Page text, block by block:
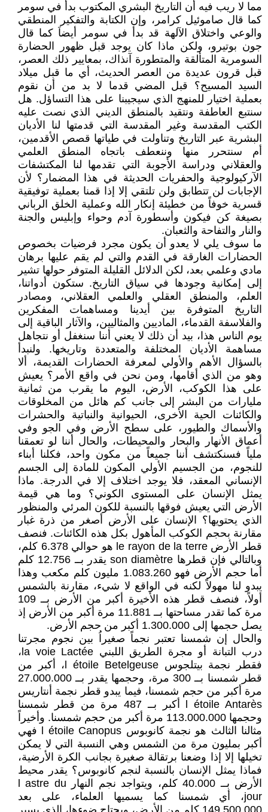
مما لا ريب فيه أن التاريخ البشري المكتوب بدأ في سومر
كما قال صاموئيل كرامر، وإن الكتابة والتفكير المنطقي
والوعي واختلاق الآلهة قد بدأ في سومر أيضاَ كما قال
جون بوتيرو، ولكن ماذا كان يوجد قبل ظهور الحضارة
السومرية المتألقة والمتطورة آنذاك، بمعايير ذلك العصر،
قبل قرون عديدة من العصر الحديث، أي ما قبل ميلاد
السيد المسيح؟ قبل المضي قدما لا بد من أن نقوم
بعملية اختيار للمنهج الذي سيجيبنا على هذا التساؤل. هل
سنتبع العاطفة ونتقيد بالمنطق الديني الذي نصت عليه
الكتب المقدسة وغير المقدسة التي قدمتها لنا الأديان
البشرية عبر التاريخ وتناولت في طياتها قصص الأقدمين،
أم سنتحرر منها وننعطف باتجاه المنطق العلمي
والعقلاني ودراسة الأجوبة التي تقدمها لنا المكتشفات
الآركيولوجية والحفريات الحديثة في هذا المضمار؟ لأن
الإجابات لن تتطابق ولن تلتقي إلا إذا قمنا بعملية توفيقية
قسرية خوفاً من خطيئة إنكار الله وعملية الخلق الرباني
بصيغة كن فيكون وأسطورة آدم وحواء وإبليس والجنة
والنار والتفاحة والثعبان.
ما سوف يلي لا يعدو أن يكون مجرد فرضيات بخصوص
الحضارات الغارقة في القدم والتي لم يقم عليها برهان
مادي وعلمي بعد، لكن الدلائل القليلة المتوفر حولها تشير
إلى إمكانية وجودها في سياق التاريخ. ستكون أدواتنا،
العلم، والمنطق العقلي والعلمي العقلاني، ومصادر
التاريخ المتوفرة بين أيدينا ومساهمات المفكرين
والفلاسفة القدماء، الماديين والمثاليين، والآثار الباقية إلى
يوم الناس هذا، بيد أن ذلك لا يعني أننا سنغفل أو نتجاهل
مساهمة الأديان المختلفة والمتعددة وتاريخها. ولنبدأ
بالسؤال الأهم والأولي لمعرفة الحضارات القديمة، ألا
وهو من الذي أقامها، ومن نحن في واقع الأمر؟ يعيش
على هذا الكوكب، الأرض، اليوم ما يقرب من ثمانية
مليارات من البشر إلى جانب كم هائل من المخلوقات
والكائنات الحية الأخرى، الحيوانية والنباتية والحشرات
والأسماك والطيور، على سطح الأرض وفي الجو وفي
أعماق الأنهار والبحار والمحيطات، والحال أننا لو تعمقنا
ملياً فسنكتشف أننا جميعاً من مكون واحد، فكلنا أبناء
للنجوم، من الجسيم الأولي المكون للمادة إلى الجسم
الإنساني المعقد، فلا يوجد اختلاف إلا في الدرجة. ماذا
يمثل الإنسان على المستوى الكوني؟ وما هي قيمة
الأرض التي يعيش فوقها بالنسبة للكون المرئي والمنظور
الذي يحتويها؟ الإنسان على الأرض أصغر من ذرة غبار
مقارنة بحجم الكوكب المأهول بكل هذه الكائنات. فنصف
قطر الأرض le rayon de la terre هو حوالي 6.378 كلم،
وبالتالي فإن قطرها son diamètre يقدر بــ 12.756 كلم
أما حجم الأرض فهو 1.083.260 مليون كلم مكعب وهذا
يبدو لنا مهولاً لكنه في الواقع لا شيء، مقارنة بالشمس
أولاً، فنصف قطر هذه الأخيرة أكبر من الأرض بــ 109
مرة كما تقدر مساحتها بــ 11.881 مرة أكبر من الأرض إذ
يصل حجمها إلى 1.300.000 أكبر من حجم الأرض.
والحال إن شمسنا تعتبر نجماً صغيراُ بين نجوم مجرتنا
درب التبانة أو مجرة الطريق اللبني la voie Lactée،
فقطر نجمة بيتلجوس l étoile Betelgeuse، أكبر من
قطر شمسنا بــ 300 مرة، وحجمها يقدر بــ 27.000.000
مرة أكبر من حجم شمسنا، فيما يبدو قطر نجمة أنتاريس
l étoile Antarès أكبر بــ 487 مرة من قطر شمسنا
وحجمها 113.000.000 مرة أكبر من حجم شمسنا. وأخيراً
مثالنا الثالث هو نجمة كانوبوس l étoile Canopus فهي
أكبر بمليون مرة من الشمس وهي النسبة التي لا يمكن
تخيلها إلا إذا وضعنا برتقالة صغيرة بجانب الكرة الأرضية،
فماذا يمثل الإنسان بالنسبة لنجم كانوبوس؟ يقدر محيط
الأرض بــ 40.000 كلم، ويتواجد نجم النهار l astre du
jour، أي شمسنا كما يسميها العلماء، على بعد